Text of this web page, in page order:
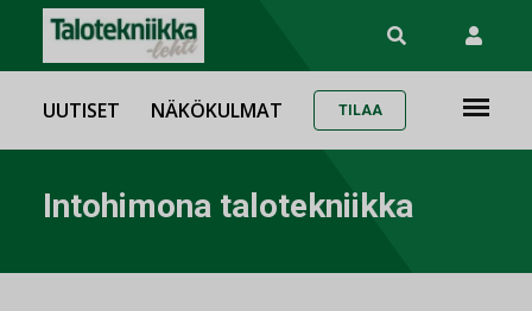
UUTISET NÄKÖKULMAT TILAA
Intohimona talotekniikka